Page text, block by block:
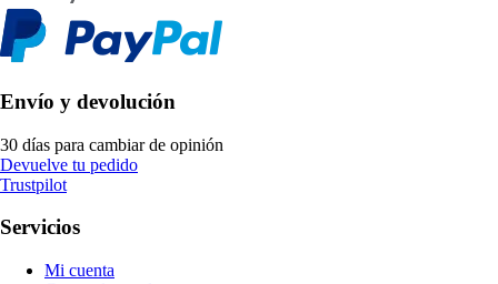
Envío y devolución
30 días para cambiar de opinión
Devuelve tu pedido
Trustpilot
Servicios
Mi cuenta